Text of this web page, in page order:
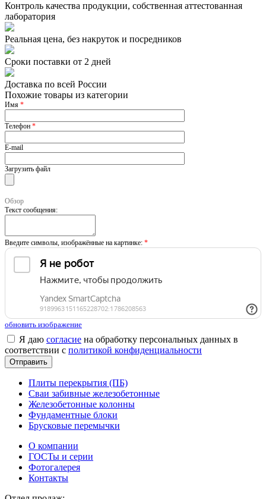
Контроль качества продукции, собственная аттестованная
лаборатория
Реальная цена, без накруток и посредников
Сроки поставки от 2 дней
Доставка по всей России
Похожие товары из категории
Имя *
Телефон *
E-mail
Загрузить файл
Обзор
Текст сообщения:
Введите символы, изображённые на картинке: *
обновить изображение
Я даю согласие на обработку персональных данных в
соответствии с политикой конфиденциальности
Плиты перекрытия (ПБ)
Сваи забивные железобетонные
Железобетонные колонны
Фундаментные блоки
Брусковые перемычки
О компании
ГОСТы и серии
Фотогалерея
Контакты